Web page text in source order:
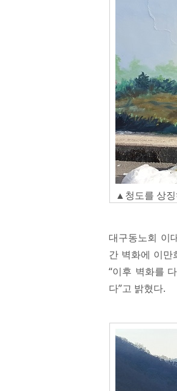
▲청도를 상
대구동노회 이
간 벽화에 이만
“이후 벽화를
다”고 밝혔다.